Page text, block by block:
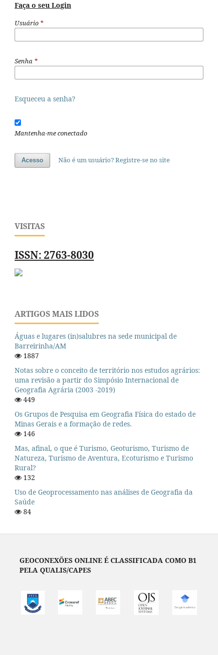
Faça o seu Login
Usuário *
Senha *
Esqueceu a senha?
Mantenha-me conectado
Acesso Não é um usuário? Registre-se no site
VISITAS
ISSN: 2763-8030
ARTIGOS MAIS LIDOS
Águas e lugares (in)salubres na sede municipal de
Barreirinha/AM
1887
Notas sobre o conceito de território nos estudos agrários:
uma revisão a partir do Simpósio Internacional de
Geografia Agrária (2003 -2019)
449
Os Grupos de Pesquisa em Geografia Física do estado de
Minas Gerais e a formação de redes.
146
Mas, afinal, o que é Turismo, Geoturismo, Turismo de
Natureza, Turismo de Aventura, Ecoturismo e Turismo
Rural?
132
Uso de Geoprocessamento nas análises de Geografia da
Saúde
84
GEOCONEXÕES ONLINE É CLASSIFICADA COMO B1
PELA QUALIS/CAPES